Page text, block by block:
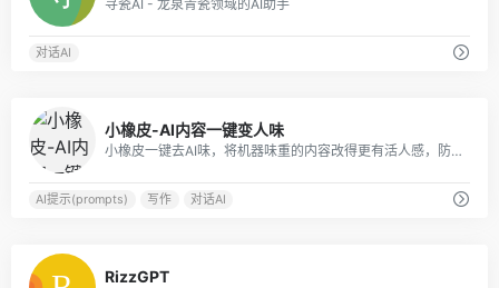
寻瓷AI - 龙泉青瓷领域的AI助手
对话AI
小橡皮-AI内容一键变人味
小橡皮一键去AI味，将机器味重的内容改得更有活人感，防止因为 AI 内容被平台打上 AI 标签，以及限流。发布前检测敏感表达与违禁词，减少内容违规和限流风险发布。
AI提示(prompts) 写作 对话AI
RizzGPT